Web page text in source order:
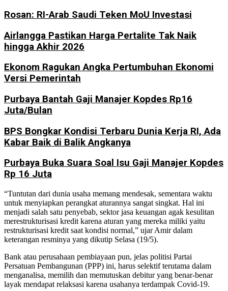
Rosan: RI-Arab Saudi Teken MoU Investasi
Airlangga Pastikan Harga Pertalite Tak Naik
hingga Akhir 2026
Ekonom Ragukan Angka Pertumbuhan Ekonomi
Versi Pemerintah
Purbaya Bantah Gaji Manajer Kopdes Rp16
Juta/Bulan
BPS Bongkar Kondisi Terbaru Dunia Kerja RI, Ada
Kabar Baik di Balik Angkanya
Purbaya Buka Suara Soal Isu Gaji Manajer Kopdes
Rp 16 Juta
“Tuntutan dari dunia usaha memang mendesak, sementara waktu
untuk menyiapkan perangkat aturannya sangat singkat. Hal ini
menjadi salah satu penyebab, sektor jasa keuangan agak kesulitan
merestrukturisasi kredit karena aturan yang mereka miliki yaitu
restrukturisasi kredit saat kondisi normal,” ujar Amir dalam
keterangan resminya yang dikutip Selasa (19/5).
Bank atau perusahaan pembiayaan pun, jelas politisi Partai
Persatuan Pembangunan (PPP) ini, harus selektif terutama dalam
menganalisa, memilih dan memutuskan debitur yang benar-benar
layak mendapat relaksasi karena usahanya terdampak Covid-19.